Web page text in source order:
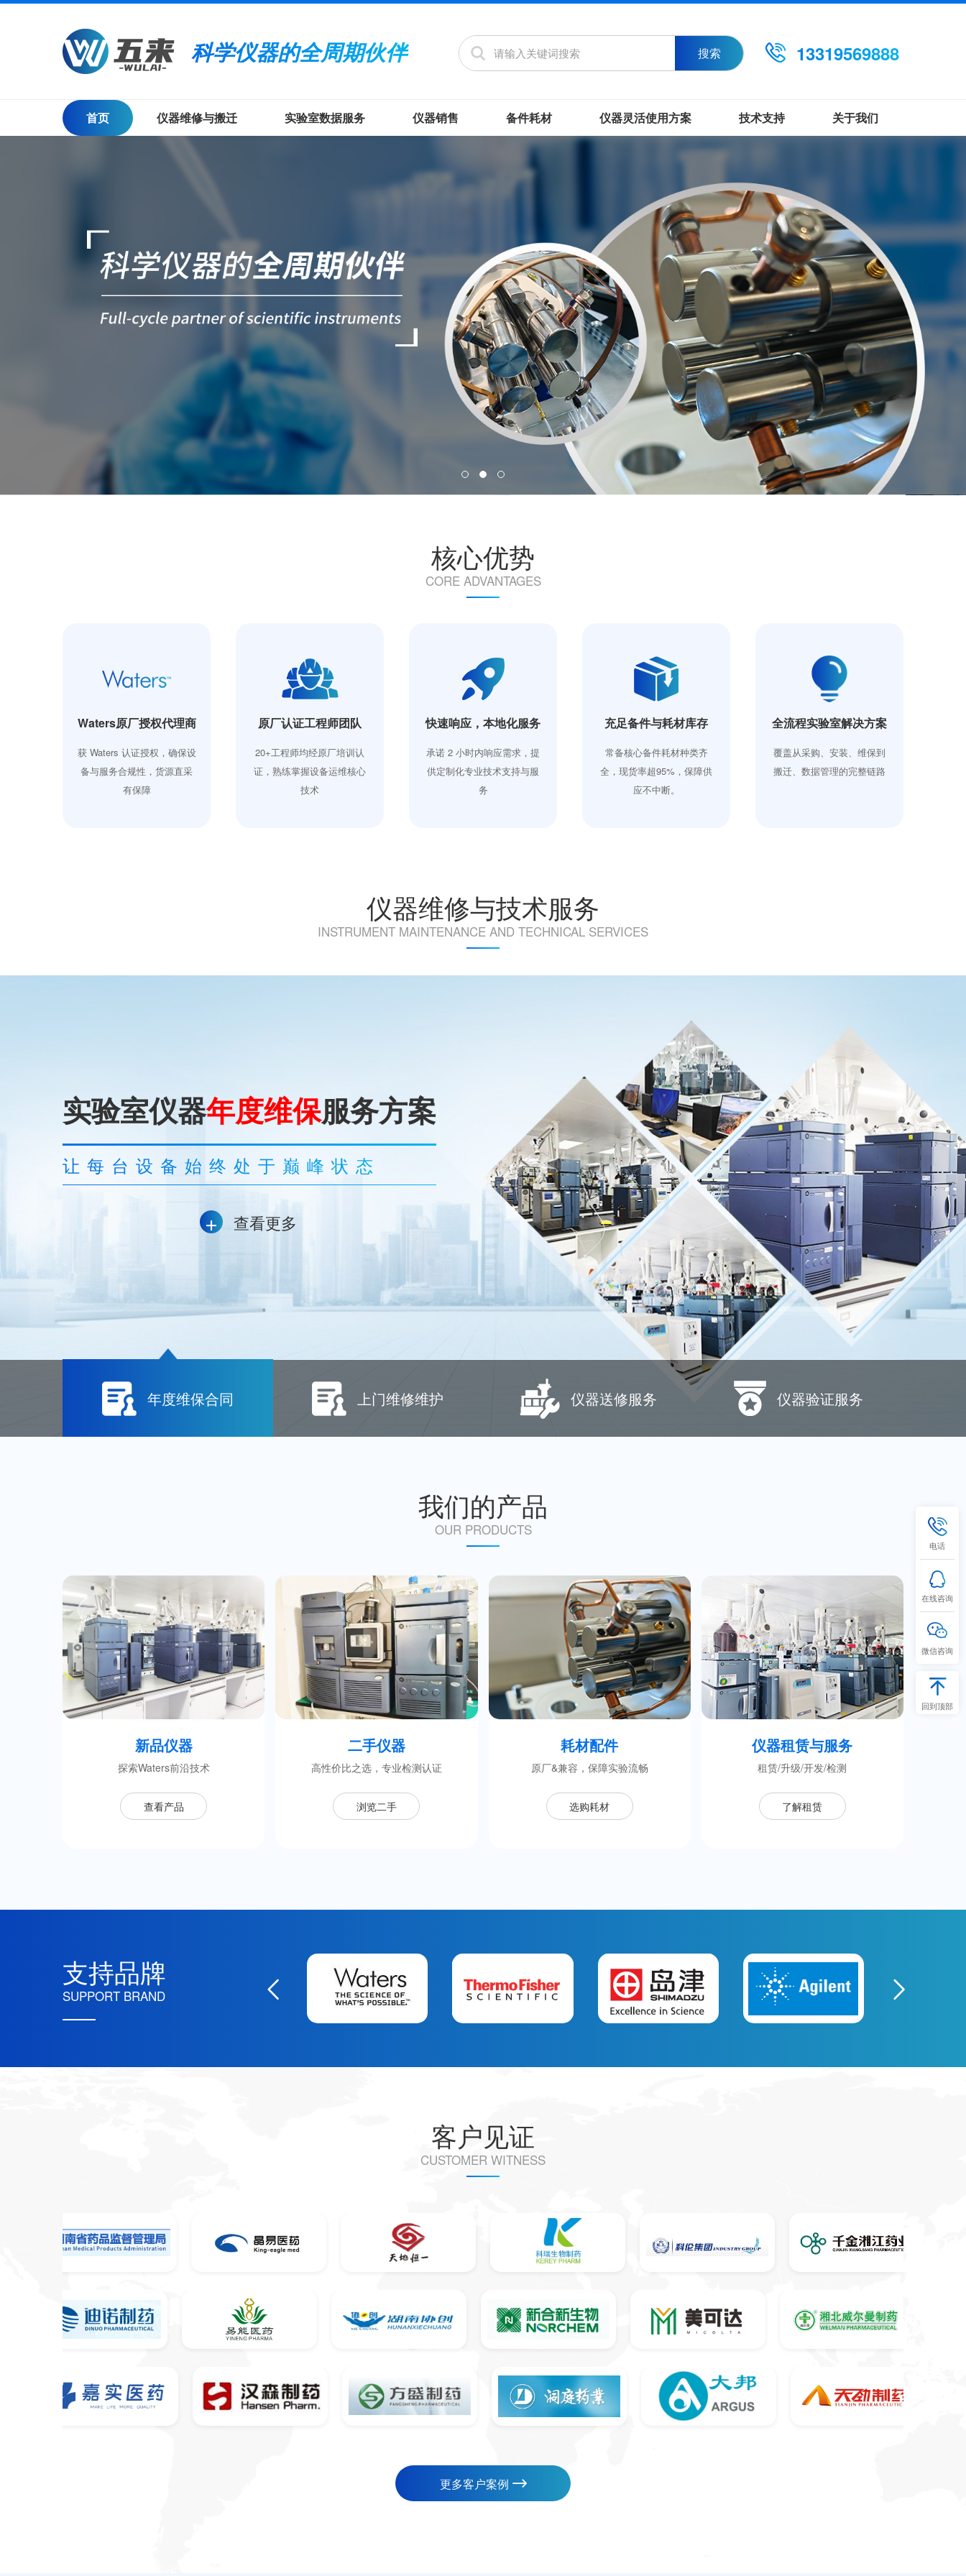
科学仪器的全周期伙伴 搜索 13319569888
首页 仪器维修与搬迁 实验室数据服务 仪器销售 备件耗材 仪器灵活使用方案 技术支持 关于我们
核心优势
CORE ADVANTAGES
Waters原厂授权代理商
获 Waters 认证授权，确保设
备与服务合规性，货源直采
有保障
原厂认证工程师团队
20+工程师均经原厂培训认
证，熟练掌握设备运维核心
技术
快速响应，本地化服务
承诺 2 小时内响应需求，提
供定制化专业技术支持与服
务
充足备件与耗材库存
常备核心备件耗材种类齐
全，现货率超95%，保障供
应不中断。
全流程实验室解决方案
覆盖从采购、安装、维保到
搬迁、数据管理的完整链路
仪器维修与技术服务
INSTRUMENT MAINTENANCE AND TECHNICAL SERVICES
实验室仪器年度维保服务方案
让每台设备始终处于巅峰状态
+ 查看更多
年度维保合同 上门维修维护 仪器送修服务 仪器验证服务
我们的产品
OUR PRODUCTS
新品仪器
探索Waters前沿技术
查看产品
二手仪器
高性价比之选，专业检测认证
浏览二手
耗材配件
原厂&兼容，保障实验流畅
选购耗材
仪器租赁与服务
租赁/升级/开发/检测
了解租赁
支持品牌
SUPPORT BRAND
客户见证
CUSTOMER WITNESS
更多客户案例
电话
在线咨询
微信咨询
回到顶部